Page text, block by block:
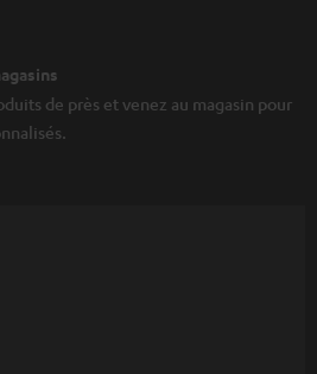
de près et venez au magasin pour